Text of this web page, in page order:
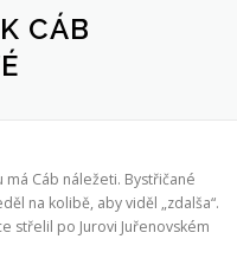
PŘEHRADA BYSTŘIČKA
ROZHLAS
CÁB
má Cáb náležeti. Bystřičané
na kolibě, aby viděl „zdalša“.
střelil po Jurovi Juřenovském